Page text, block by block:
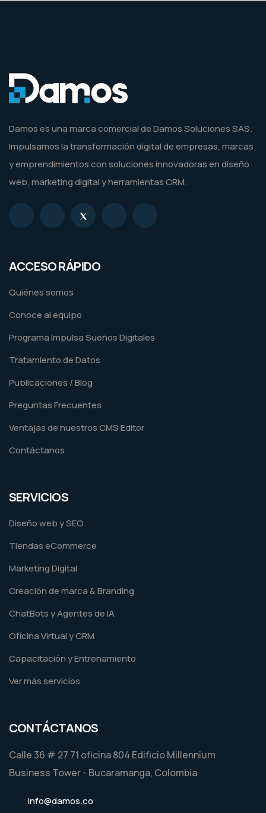
Damos es una marca comercial de Damos Soluciones SAS.
Impulsamos la transformación digital de empresas, marcas
y emprendimientos con soluciones innovadoras en diseño
web, marketing digital y herramientas CRM.
ACCESO RÁPIDO
Quiénes somos
Conoce al equipo
Programa Impulsa Sueños Digitales
Tratamiento de Datos
Publicaciones / Blog
Preguntas Frecuentes
Ventajas de nuestros CMS Editor
Contáctanos
SERVICIOS
Diseño web y SEO
Tiendas eCommerce
Marketing Digital
Creación de marca & Branding
ChatBots y Agentes de IA
Oficina Virtual y CRM
Capacitación y Entrenamiento
Ver más servicios
CONTÁCTANOS
Calle 36 # 27 71 oficina 804 Edificio Millennium
Business Tower - Bucaramanga, Colombia
info@damos.co